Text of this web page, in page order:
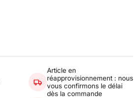
Article en
réapprovisionnement : nous
vous confirmons le délai
dès la commande